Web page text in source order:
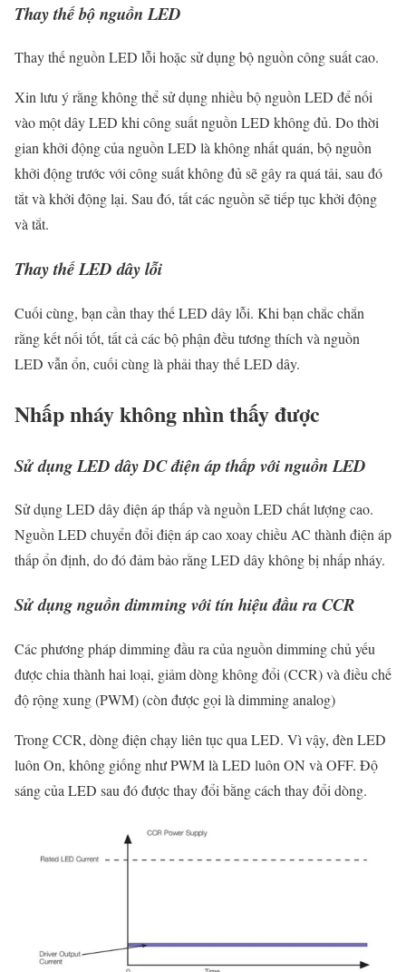
Thay thế bộ nguồn LED
Thay thế nguồn LED lỗi hoặc sử dụng bộ nguồn công suất cao.
Xin lưu ý rằng không thể sử dụng nhiều bộ nguồn LED để nối
vào một dây LED khi công suất nguồn LED không đủ. Do thời
gian khởi động của nguồn LED là không nhất quán, bộ nguồn
khởi động trước với công suất không đủ sẽ gây ra quá tải, sau đó
tắt và khởi động lại. Sau đó, tất các nguồn sẽ tiếp tục khởi động
và tắt.
Thay thế LED dây lỗi
Cuối cùng, bạn cần thay thế LED dây lỗi. Khi bạn chắc chắn
rằng kết nối tốt, tất cả các bộ phận đều tương thích và nguồn
LED vẫn ổn, cuối cùng là phải thay thế LED dây.
Nhấp nháy không nhìn thấy được
Sử dụng LED dây DC điện áp thấp với nguồn LED
Sử dụng LED dây điện áp thấp và nguồn LED chất lượng cao.
Nguồn LED chuyển đổi điện áp cao xoay chiều AC thành điện áp
thấp ổn định, do đó đảm bảo rằng LED dây không bị nhấp nháy.
Sử dụng nguồn dimming với tín hiệu đầu ra CCR
Các phương pháp dimming đầu ra của nguồn dimming chủ yếu
được chia thành hai loại, giảm dòng không đổi (CCR) và điều chế
độ rộng xung (PWM) (còn được gọi là dimming analog)
Trong CCR, dòng điện chạy liên tục qua LED. Vì vậy, đèn LED
luôn On, không giống như PWM là LED luôn ON và OFF. Độ
sáng của LED sau đó được thay đổi bằng cách thay đổi dòng.